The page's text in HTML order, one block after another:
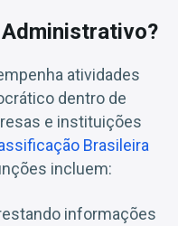
atividades
dentro de
e instituições
Brasileira
incluem:
informações